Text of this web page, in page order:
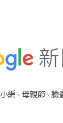
小編 、 母親節 、 臉